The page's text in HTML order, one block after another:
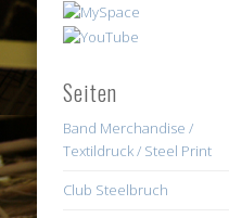
Seiten
Band Merchandise /
Textildruck / Steel Print
Club Steelbruch